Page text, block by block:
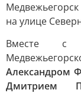
на улице
Вместе с
Александром
Дмитрием